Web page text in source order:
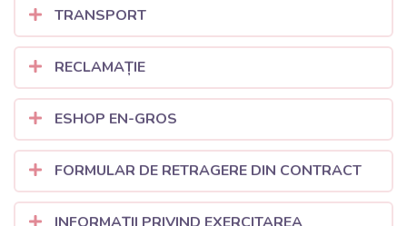
TRANSPORT
RECLAMAȚIE
ESHOP EN-GROS
FORMULAR DE RETRAGERE DIN CONTRACT